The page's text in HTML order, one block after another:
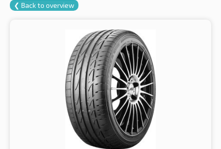
❮ Back to overview